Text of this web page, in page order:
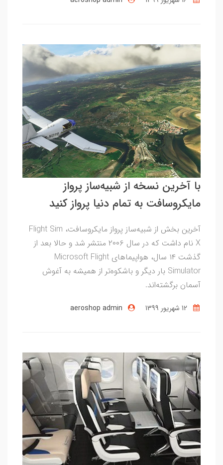
با آخرین نسخه از شبیه‌ساز پرواز
مایکروسافت به تمام دنیا پرواز کنید
آخرین بخش از شبیه‌ساز پرواز مایکروسافت، Flight Sim
X نام داشت که در سال ۲۰۰۶ منتشر شد و حالا بعد از
گذشت ۱۴ سال، هواپیما‌های Microsoft Flight
Simulator بار دیگر و باشکوه‌تر از همیشه به آغوش
آسمان برگشته‌اند.
aeroshop admin